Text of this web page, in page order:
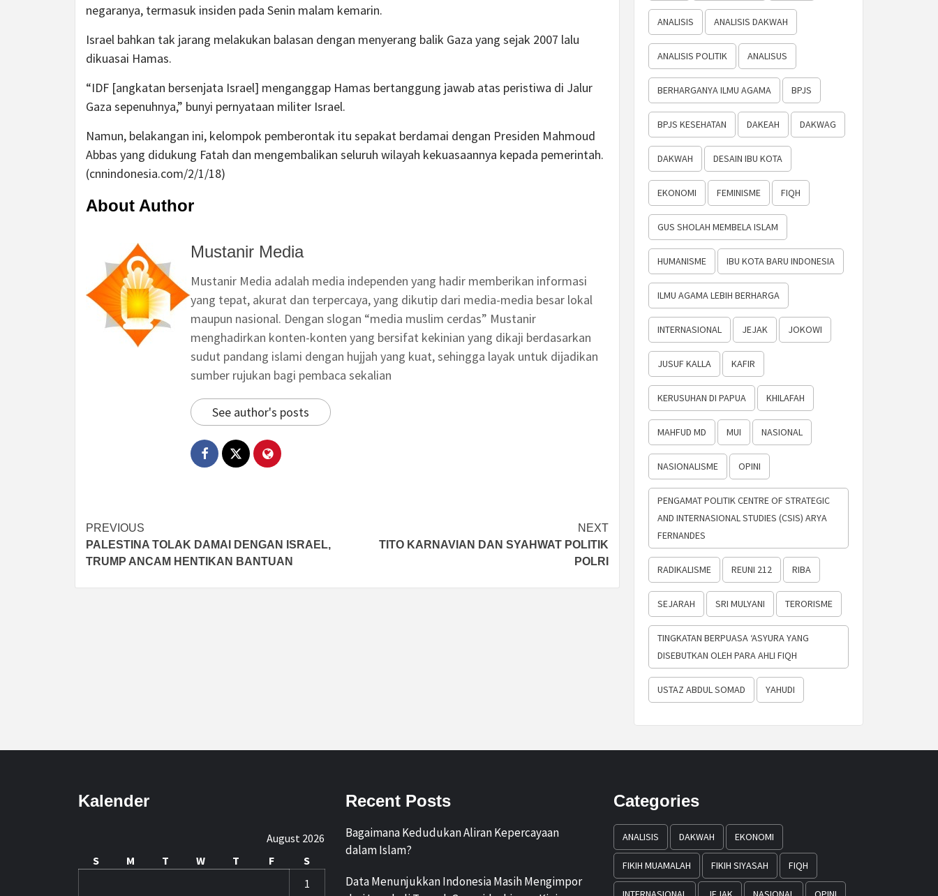
negaranya, termasuk insiden pada Senin malam kemarin.
Israel bahkan tak jarang melakukan balasan dengan menyerang balik Gaza yang sejak 2007 lalu
dikuasai Hamas.
“IDF [angkatan bersenjata Israel] menganggap Hamas bertanggung jawab atas peristiwa di Jalur
Gaza sepenuhnya,” bunyi pernyataan militer Israel.
Namun, belakangan ini, kelompok pemberontak itu sepakat berdamai dengan Presiden Mahmoud
Abbas yang didukung Fatah dan mengembalikan seluruh wilayah kekuasaannya kepada pemerintah.
(cnnindonesia.com/2/1/18)
About Author
Mustanir Media
Mustanir Media adalah media independen yang hadir memberikan informasi
yang tepat, akurat dan terpercaya, yang dikutip dari media-media besar lokal
maupun nasional. Dengan slogan “media muslim cerdas” Mustanir
menghadirkan konten-konten yang bersifat kekinian yang dikaji berdasarkan
sudut pandang islami dengan hujjah yang kuat, sehingga layak untuk dijadikan
sumber rujukan bagi pembaca sekalian
See author's posts
Post
navigation
PREVIOUS
PALESTINA TOLAK DAMAI DENGAN ISRAEL,
TRUMP ANCAM HENTIKAN BANTUAN
NEXT
TITO KARNAVIAN DAN SYAHWAT POLITIK
POLRI
ANALISIS ANALISIS DAKWAH
ANALISIS POLITIK ANALISUS
BERHARGANYA ILMU AGAMA BPJS
BPJS KESEHATAN DAKEAH DAKWAG
DAKWAH DESAIN IBU KOTA
EKONOMI FEMINISME FIQH
GUS SHOLAH MEMBELA ISLAM
HUMANISME IBU KOTA BARU INDONESIA
ILMU AGAMA LEBIH BERHARGA
INTERNASIONAL JEJAK JOKOWI
JUSUF KALLA KAFIR
KERUSUHAN DI PAPUA KHILAFAH
MAHFUD MD MUI NASIONAL
NASIONALISME OPINI
PENGAMAT POLITIK CENTRE OF STRATEGIC
AND INTERNASIONAL STUDIES (CSIS) ARYA
FERNANDES
RADIKALISME REUNI 212 RIBA
SEJARAH SRI MULYANI TERORISME
TINGKATAN BERPUASA ‘ASYURA YANG
DISEBUTKAN OLEH PARA AHLI FIQH
USTAZ ABDUL SOMAD YAHUDI
Kalender
August 2026
S
M T W T F
S
1
Recent Posts
Bagaimana Kedudukan Aliran Kepercayaan
dalam Islam?
Data Menunjukkan Indonesia Masih Mengimpor
Categories
ANALISIS DAKWAH EKONOMI
FIKIH MUAMALAH FIKIH SIYASAH FIQH